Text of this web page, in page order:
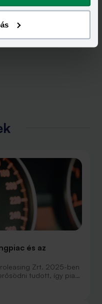
és az
Zrt. 2025-ben
tudott, így piaci
A vállalat